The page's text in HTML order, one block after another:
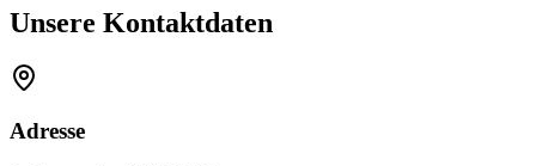
Unsere Kontaktdaten
Adresse